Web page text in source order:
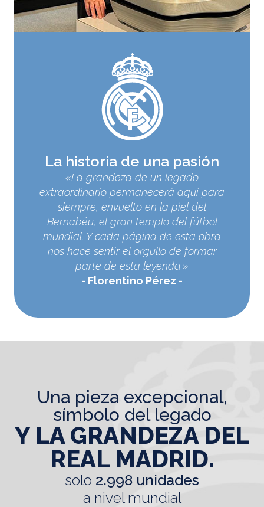
La historia de una pasión
«La grandeza de un legado
extraordinario permanecerá aquí para
siempre, envuelto en la piel del
Bernabéu, el gran templo del fútbol
mundial. Y cada página de esta obra
nos hace sentir el orgullo de formar
parte de esta leyenda.»
Florentino Pérez
una pieza excepcional,
símbolo del legado
Y LA GRANDEZA DEL
REAL MADRID.
solo 2.998 unidades
a nivel mundial